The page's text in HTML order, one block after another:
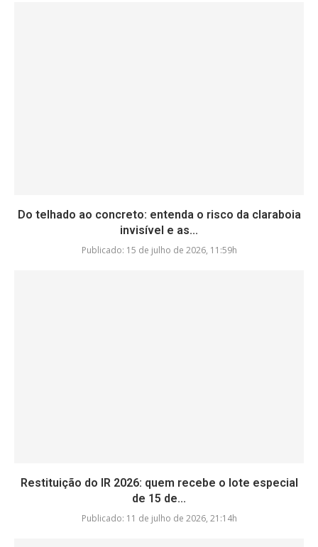
Do telhado ao concreto: entenda o risco da claraboia
invisível e as...
Publicado: 15 de julho de 2026, 11:59h
Restituição do IR 2026: quem recebe o lote especial
de 15 de...
Publicado: 11 de julho de 2026, 21:14h